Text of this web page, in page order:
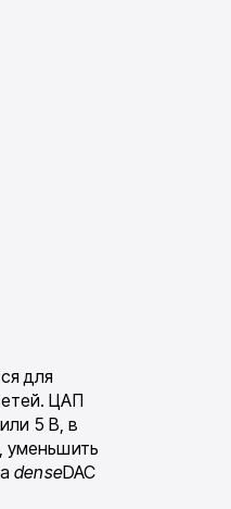
для
ЦАП
5 В, в
умень­шить
denseDAC